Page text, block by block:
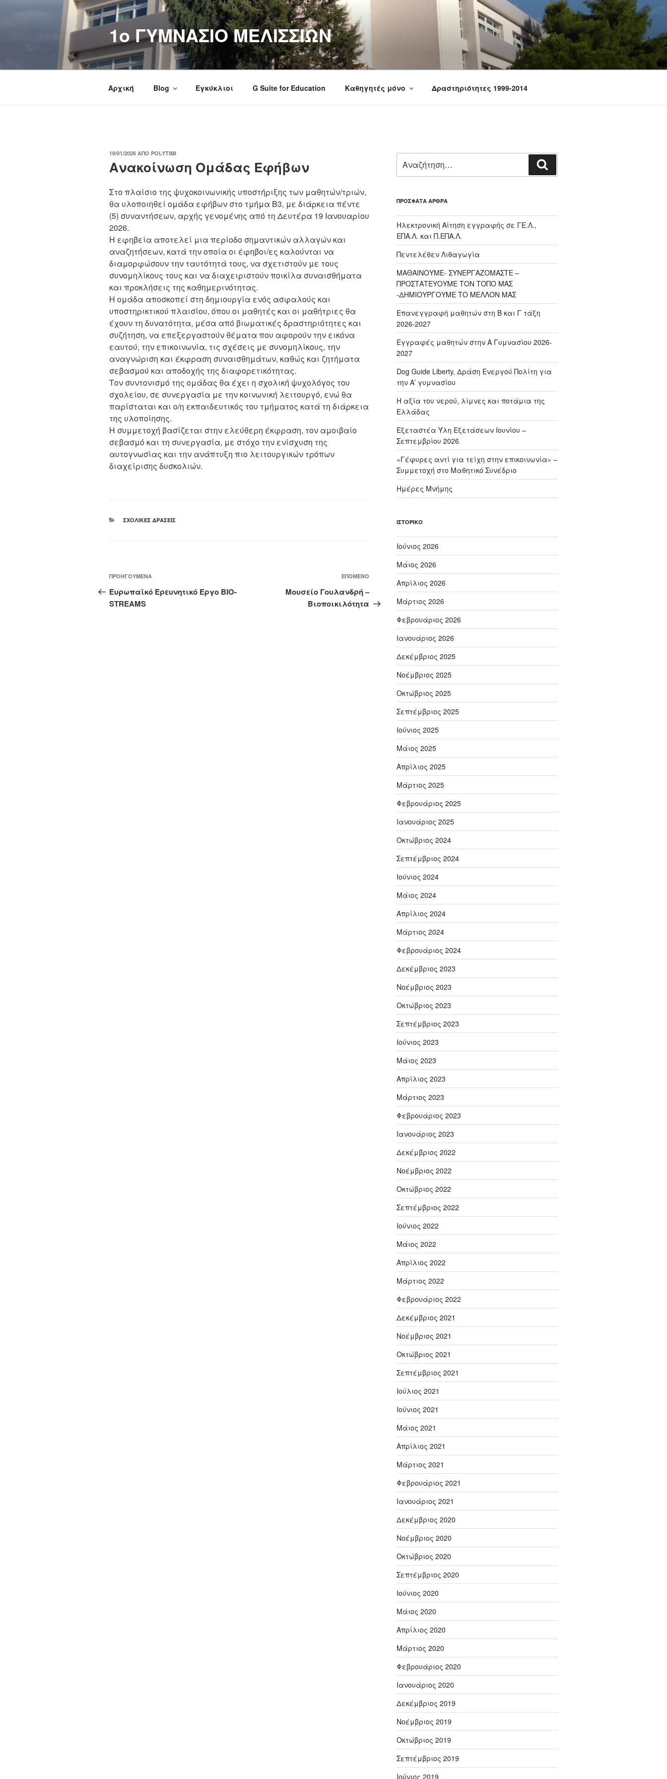
1o ΓΥΜΝΑΣΙΟ ΜΕΛΙΣΣΙΩΝ
Αρχική Blog Εγκύκλιοι G Suite for Education Καθηγητές μόνο Δραστηριότητες 1999-2014
ΔΗΜΟΣΙΕΎΤΗΚΕ
19/01/2026 ΑΠΌ POLYTIMI
Ανακοίνωση Ομάδας Εφήβων
Στο πλαίσιο της ψυχοκοινωνικής υποστήριξης των μαθητών/τριών,
θα υλοποιηθεί ομάδα εφήβων στο τμήμα Β3, με διάρκεια πέντε
(5) συναντήσεων, αρχής γενομένης από τη Δευτέρα 19 Ιανουαρίου
2026.
Η εφηβεία αποτελεί μια περίοδο σημαντικών αλλαγών και
αναζητήσεων, κατά την οποία οι έφηβοι/ες καλούνται να
διαμορφώσουν την ταυτότητά τους, να σχετιστούν με τους
συνομηλίκους τους και να διαχειριστούν ποικίλα συναισθήματα
και προκλήσεις της καθημερινότητας.
Η ομάδα αποσκοπεί στη δημιουργία ενός ασφαλούς και
υποστηρικτικού πλαισίου, όπου οι μαθητές και οι μαθήτριες θα
έχουν τη δυνατότητα, μέσα από βιωματικές δραστηριότητες και
συζήτηση, να επεξεργαστούν θέματα που αφορούν την εικόνα
εαυτού, την επικοινωνία, τις σχέσεις με συνομηλίκους, την
αναγνώριση και έκφραση συναισθημάτων, καθώς και ζητήματα
σεβασμού και αποδοχής της διαφορετικότητας.
Τον συντονισμό της ομάδας θα έχει η σχολική ψυχολόγος του
σχολείου, σε συνεργασία με την κοινωνική λειτουργό, ενώ θα
παρίσταται και ο/η εκπαιδευτικός του τμήματος κατά τη διάρκεια
της υλοποίησης.
Η συμμετοχή βασίζεται στην ελεύθερη έκφραση, τον αμοιβαίο
σεβασμό και τη συνεργασία, με στόχο την ενίσχυση της
αυτογνωσίας και την ανάπτυξη πιο λειτουργικών τρόπων
διαχείρισης δυσκολιών.
ΚΑΤΗΓΟΡΊΕΣ
ΣΧΟΛΙΚΈΣ ΔΡΆΣΕΙΣ
Πλοήγηση
άρθρων
Προηγούμενο
άρθρο
ΠΡΟΗΓΟΎΜΕΝΑ
Ευρωπαϊκό Ερευνητικό Έργο BIO-
STREAMS
Επόμενο
άρθρο
ΕΠΌΜΕΝΟ
Μουσείο Γουλανδρή –
Βιοποικιλότητα
για:
ΠΡΌΣΦΑΤΑ ΆΡΘΡΑ
Ηλεκτρονική Αίτηση εγγραφής σε ΓΕ.Λ.,
ΕΠΑ.Λ. και Π.ΕΠΑ.Λ.
Πεντελέθεν Λιθαγωγία
ΜΑΘΑΙΝΟΥΜΕ- ΣΥΝΕΡΓΑΖΟΜΑΣΤΕ –
ΠΡΟΣΤΑΤΕΥΟΥΜΕ ΤΟΝ ΤΟΠΟ ΜΑΣ
-ΔΗΜΙΟΥΡΓΟΥΜΕ ΤΟ ΜΕΛΛΟΝ ΜΑΣ
Επανεγγραφή μαθητών στη Β και Γ τάξη
2026-2027
Εγγραφές μαθητών στην Α Γυμνασίου 2026-
2027
Dog Guide Liberty, Δράση Ενεργού Πολίτη για
την Α’ γυμνασίου
H αξία του νερού, λίμνες και ποτάμια της
Ελλάδας
Εξεταστέα Ύλη Εξετάσεων Ιουνίου –
Σεπτεμβρίου 2026
«Γέφυρες αντί για τείχη στην επικοινωνία» –
Συμμετοχή στο Μαθητικό Συνέδριο
Ημέρες Μνήμης
ΙΣΤΟΡΙΚΌ
Ιούνιος 2026
Μάιος 2026
Απρίλιος 2026
Μάρτιος 2026
Φεβρουάριος 2026
Ιανουάριος 2026
Δεκέμβριος 2025
Νοέμβριος 2025
Οκτώβριος 2025
Σεπτέμβριος 2025
Ιούνιος 2025
Μάιος 2025
Απρίλιος 2025
Μάρτιος 2025
Φεβρουάριος 2025
Ιανουάριος 2025
Οκτώβριος 2024
Σεπτέμβριος 2024
Ιούνιος 2024
Μάιος 2024
Απρίλιος 2024
Μάρτιος 2024
Φεβρουάριος 2024
Δεκέμβριος 2023
Νοέμβριος 2023
Οκτώβριος 2023
Σεπτέμβριος 2023
Ιούνιος 2023
Μάιος 2023
Απρίλιος 2023
Μάρτιος 2023
Φεβρουάριος 2023
Ιανουάριος 2023
Δεκέμβριος 2022
Νοέμβριος 2022
Οκτώβριος 2022
Σεπτέμβριος 2022
Ιούνιος 2022
Μάιος 2022
Απρίλιος 2022
Μάρτιος 2022
Φεβρουάριος 2022
Δεκέμβριος 2021
Νοέμβριος 2021
Οκτώβριος 2021
Σεπτέμβριος 2021
Ιούλιος 2021
Ιούνιος 2021
Μάιος 2021
Απρίλιος 2021
Μάρτιος 2021
Φεβρουάριος 2021
Ιανουάριος 2021
Δεκέμβριος 2020
Νοέμβριος 2020
Οκτώβριος 2020
Σεπτέμβριος 2020
Ιούνιος 2020
Μάιος 2020
Απρίλιος 2020
Μάρτιος 2020
Φεβρουάριος 2020
Ιανουάριος 2020
Δεκέμβριος 2019
Νοέμβριος 2019
Οκτώβριος 2019
Σεπτέμβριος 2019
Ιούνιος 2019